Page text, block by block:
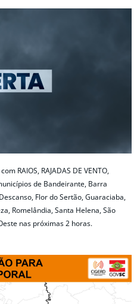
RAIOS, RAJADAS DE VENTO,
de Bandeirante, Barra
Flor do Sertão, Guaraciaba,
Romelândia, Santa Helena, São
nas próximas 2 horas.